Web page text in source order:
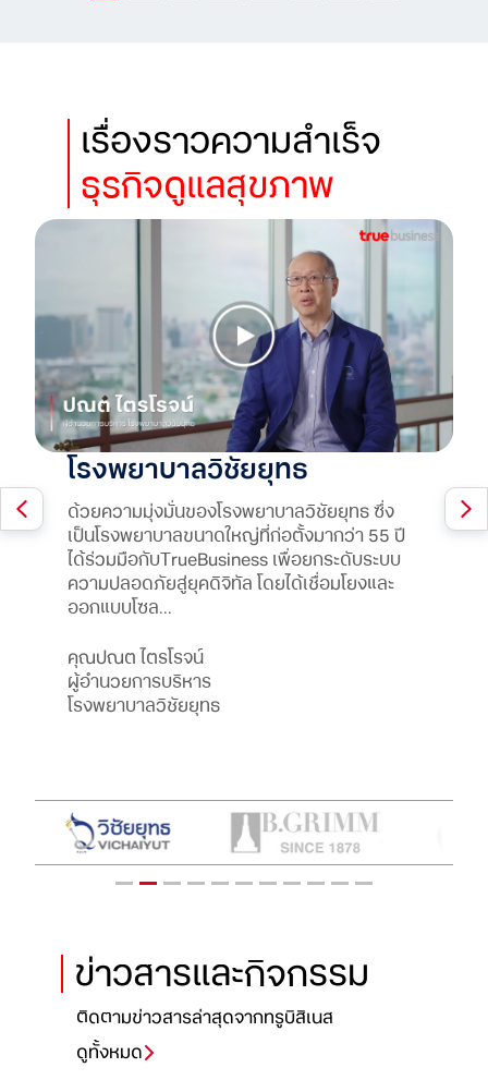
เรื่องราวความสำเร็จ
ธุรกิจการเงิน
บริษัท บิทคับ แคปปิตอล กรุ๊ป
โฮลดิ้งส์ จำกัด
Bitkub บริษัทชั้นนำผู้ดำเนินธุรกิจแพลตฟอร์มซื้อ
ขายสินทรัพย์ดิจิทัล ได้ร่วมมือกับ
TrueBusinessเพื่อขับเคลื่อนองค์กรสู่ Digital
Transformation คุณท็อป จิรายุส ทรัพย์ศรีโสภา
ผู้ก่อตั้ง...
คุณจิรายุส ทรัพย์ศรีโสภา
ผู้ก่อตั้งและประธานเจ้าหน้าที่บริหาร
เรื่องราวความสำเร็จ
ธุรกิจดูแลสุขภาพ
โรงพยาบาลวิชัยยุทธ
ด้วยความมุ่งมั่นของโรงพยาบาลวิชัยยุทธ ซึ่ง
เป็นโรงพยาบาลขนาดใหญ่ที่ก่อตั้งมากว่า 55 ปี
ได้ร่วมมือกับTrueBusiness เพื่อยกระดับระบบ
ความปลอดภัยสู่ยุคดิจิทัล โดยได้เชื่อมโยงและ
ออกแบบโซล...
คุณปณต ไตรโรจน์
ผู้อำนวยการบริหาร
โรงพยาบาลวิชัยยุทธ
เรื่องราวความสำเร็จ
ธุรกิจอุตสาหกรรม
บริษัท บี.กริม เพาเวอร์ จำกัด
(มหาชน)
ทรูและบีกริม ผู้ผลิตพลังงานชั้นนำระดับโลก
ประกาศความร่วมมือในการพัฒนาธุรกิจพลังงาน
เข้าสู่ดิจิทัลทรานส์ฟอร์เมชัน ด้วยเป้าหมายที่จะ
ขับเคลื่อนเศรษฐกิจและสังคมไทยให้พัฒนาอย่าง
ยั่งยืนด...
ดร. ฮาราลด์ ลิงค์
ประธานเจ้าหน้าที่บริหาร
เรื่องราวความสำเร็จ
ธุรกิจอุตสาหกรรม
บริษัท บางจาก คอร์ปอเรชั่น
จำกัด (มหาชน)
เมื่อ 5G จะทำให้ประชาธิปไตยด้านพลังงานเกิดได้
เร็วขึ้น ก่อให้เกิดพลังงานอัจฉริยะ ทำให้มีการคาด
การณ์ล่วงหน้า ช่วยพัฒนาองค์กร และมาช่วย
เพิ่มประสิทธิภาพมากขึ้น ส่งผลให้บริการผู้บริโภค
ไ...
คุณชัยวัฒน์ โควาวิสารัช
ประธานเจ้าหน้าที่บริหารและกรรมการผู้จัดการ
เรื่องราวความสำเร็จ
ธุรกิจการดูแลสุขภาพ
โรงพยาบาลกรุงเทพ
โรงพยาบาลกรุงเทพ มีปรัชญาคือการนำ
เทคโนโลยีที่ทันสมัยมาให้การบริการเพื่อประโยชน์
กับผู้ป่วยสูงสุด ทำให้การดูแลผู้ป่วยฉุกเฉินมี
มาตรฐานเดียวกันทั่วประเทศ โรงพยาบาล
กรุงเทพเลือกใช้บริการ...
นายแพทย์ สมศักดิ์ หวานกิจเจริญ
Chief Information Officer (CIO)
โรงพยาบาลกรุงเทพ
เรื่องราวความสำเร็จ
องค์กรการศึกษา
มหาวิทยาลัยหอการค้าไทย
มหาวิทยาลัยหอการค้าไทย ใช้บริการเน็ตเวิร์ค
โซลูชันเพื่อนำเทคโนโลยีมาช่วยตอบโจทย์ในการ
พัฒนาและยกระดับการเรียนของนักศึกษาให้มี
ประสิทธิภาพ
รองศาสตราจารย์ที่ปรึกษาประจำของสภา
มหาวิทยาลัยหอการค้าไทย
เรื่องราวความสำเร็จ
ธุรกิจอสังหาริมทรัพย์
บริษัท อนันดา ดีเวลลอปเม้นท์
จำกัด (มหาชน)
อนันดา ดีเวลลอปเม้นท์ ธุรกิจอสังหาริมทรัพย์ ที่
เลือกใช้บริการเครือข่ายสายไฟเบอร์จากทรู เพื่อ
เติมเต็มคุณภาพสู่ Smart Home Solution ให้กับ
คอนโดมิเนียมทุกโครงการ และตอบโจทย์ไลฟ์
สไตล์ข...
คุณอริสา ชัยเชาวรัตน์
Assistant Managing Director-Housing
เรื่องราวความสำเร็จ
ธุรกิจค้าปลีก
บริษัท ทีวีไดเร็ค จำกัด
ทีวีไดเร็ค ประกอบธุรกิจจำหน่ายสินค้า หรือ
บริการผ่านช่องทางการตลาดหลากหลายช่อง
ทางภายใต้ โมเดลธุรกิจ Omni Channel เข้าใจถึง
ความสำคัญของเทคโนโลยีการสื่อสารสำหรับ
ธุรกิจค้าปลีก จึงเลือ...
คุณทรงพล ชัญมาตรกิจ
ประธานเจ้าหน้าที่บริหาร
บริษัท ทีวีไดเร็ค จำกัด (มหาชน)
เรื่องราวความสำเร็จ
องค์กรภาครัฐ
มูลนิธิศุภนิมิตแห่งประเทศไทย
มูลนิธิศุภนิมิตแห่งประเทศไทย ใช้บริการระบบ
อินเทอร์เน็ตจากทรูเพื่อการใช้งานแพลตฟอร์ม
ต่างๆได้อย่างมีประสิทธิภาพยิ่งขึ้น เพื่อการ
พัฒนาชีวิตของเด็ก ครอบครัว และชุมชนที่ด้อย
โอกาสให้สามา...
คุณจิตรา ธรรมบริสุทธิ์
ผู้อำนวยการ
มูลนิธิศุภนิมิตแห่งประเทศไทย
เรื่องราวความสำเร็จ
ธุรกิจค้าปลีก
บริษัท แม็คกรุ๊ป จำกัด (มหาชน)
บริษัท แม็คกรุ๊ป จำกัด (มหาชน) ดำเนินธุรกิจค้า
ปลีกเครื่องแต่งกาย และไลฟ์สไตล์ ใช้บริการ
หลากหลายเทคโนโลยีจากทรูบิสิเนสไม่ว่าจะเป็น
ระบบอินเทอร์เน็ต ซิมการ์ดและระบบ SMS ทั้งยัง
มองหาโซ...
คุณนพดล ตั้งเด่นชัย
ประธานเจ้าหน้าที่ ด้านเทคโนโลยีและสารสนเทศ
และผู้บริหารด้านธุรกิจแพลตฟอร์มออนไลน์
เรื่องราวความสำเร็จ
ธุรกิจการดูแลสุขภาพ
Bewell
สร้าง Customer Experience อย่างไร้รอยต่อ
ด้วย OneCall Bewell บริษัทจำหน่ายผลิตภัณฑ์
เพื่อกายรยศาสตร์ ที่มีการเติบโตของแบรนด์และ
การขยายตัวของสาขาอย่างรวดเร็ว ด้วยสาย
โทรที่ถาโถมเข้ามา...
ข่าวสารและกิจกรรม
ติดตามข่าวสารล่าสุดจากทรูบิสิเนส
ดูทั้งหมด